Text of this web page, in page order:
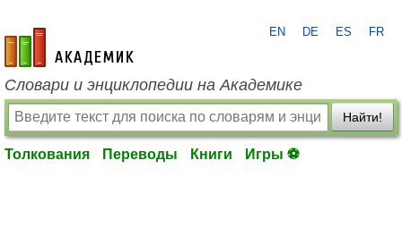
academic.ru
EN DE ES FR
Словари и энциклопедии на Академике
Найти!
Толкования Переводы Книги Игры ⚽